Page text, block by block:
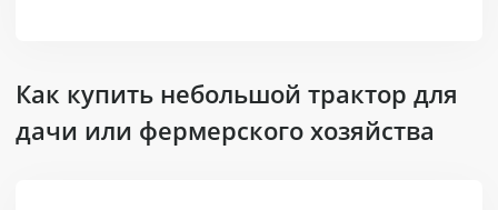
Как купить небольшой трактор для
дачи или фермерского хозяйства